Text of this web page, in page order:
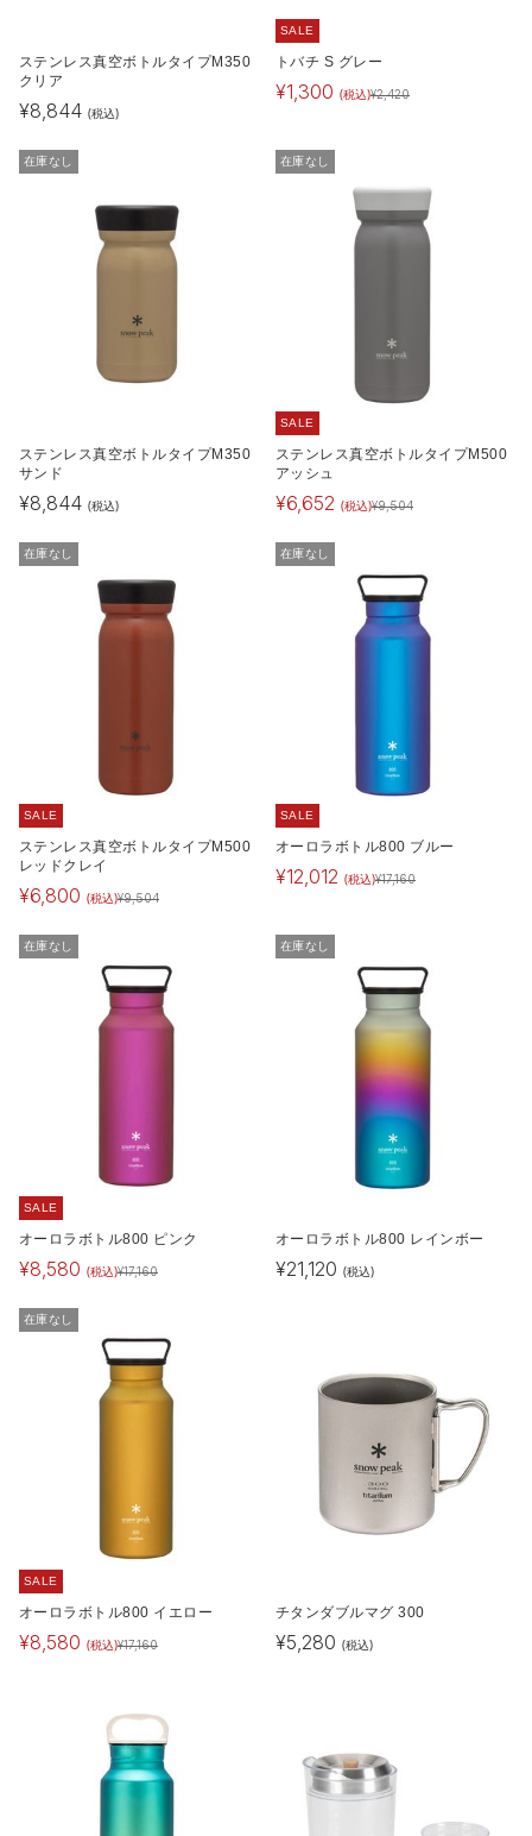
ステンレス真空ボトルタイプM350
クリア
¥8,844 (税込)
SALE
トバチ S グレー
¥1,300 (税込)¥2,420
在庫なし
ステンレス真空ボトルタイプM350
サンド
¥8,844 (税込)
在庫なし
SALE
ステンレス真空ボトルタイプM500
アッシュ
¥6,652 (税込)¥9,504
在庫なし
SALE
ステンレス真空ボトルタイプM500
レッドクレイ
¥6,800 (税込)¥9,504
在庫なし
SALE
オーロラボトル800 ブルー
¥12,012 (税込)¥17,160
在庫なし
SALE
オーロラボトル800 ピンク
¥8,580 (税込)¥17,160
在庫なし
オーロラボトル800 レインボー
¥21,120 (税込)
在庫なし
SALE
オーロラボトル800 イエロー
¥8,580 (税込)¥17,160
チタンダブルマグ 300
¥5,280 (税込)